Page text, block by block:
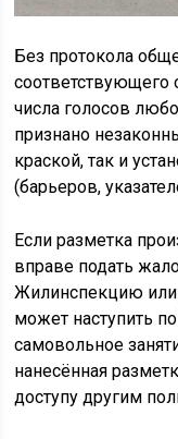
Без протокола
числа голосов
признано
краской, так и
(барьеров,
Если разметка
вправе подать
Жилинспекцию или
может наступить
самовольное
нанесённая
доступу другим